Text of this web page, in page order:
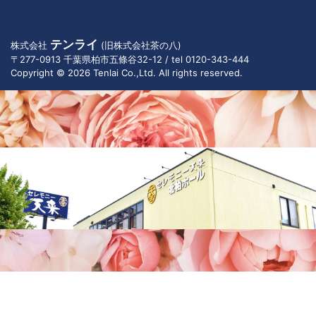
株式会社 テンライ (旧株式会社茶の八)
〒277-0913 千葉県柏市五條谷32-12 / tel 0120-343-444
Copyright © 2026 Tenlai Co.,Ltd. All rights reserved.